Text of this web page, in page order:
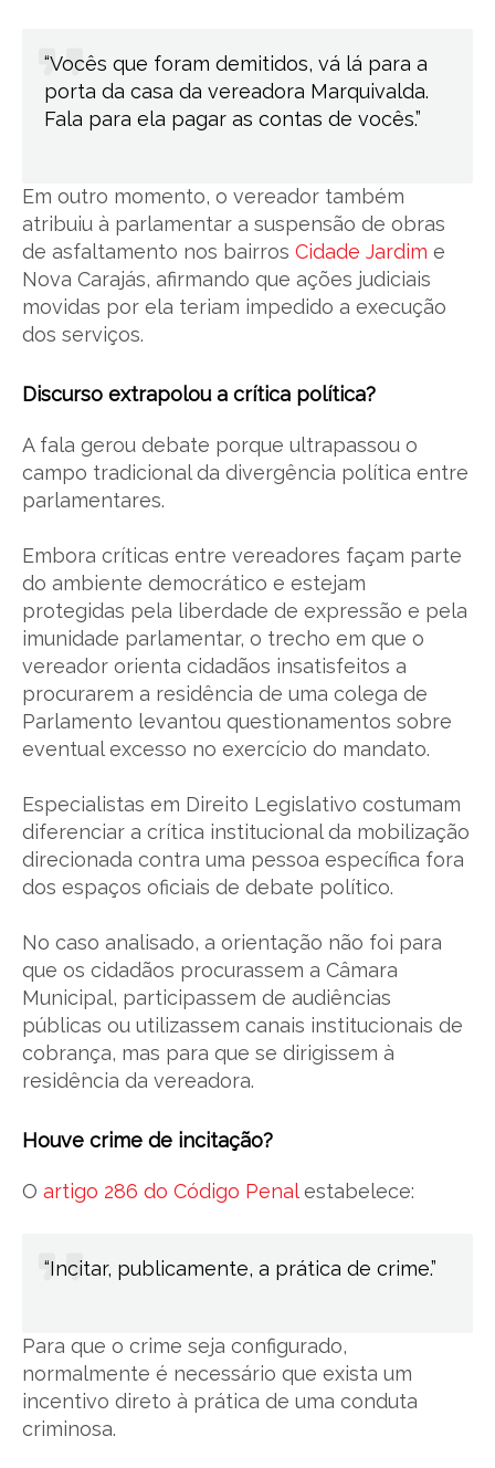
“Vocês que foram demitidos, vá lá para a
porta da casa da vereadora Marquivalda.
Fala para ela pagar as contas de vocês.”
Em outro momento, o vereador também
atribuiu à parlamentar a suspensão de obras
de asfaltamento nos bairros Cidade Jardim e
Nova Carajás, afirmando que ações judiciais
movidas por ela teriam impedido a execução
dos serviços.
Discurso extrapolou a crítica política?
A fala gerou debate porque ultrapassou o
campo tradicional da divergência política entre
parlamentares.
Embora críticas entre vereadores façam parte
do ambiente democrático e estejam
protegidas pela liberdade de expressão e pela
imunidade parlamentar, o trecho em que o
vereador orienta cidadãos insatisfeitos a
procurarem a residência de uma colega de
Parlamento levantou questionamentos sobre
eventual excesso no exercício do mandato.
Especialistas em Direito Legislativo costumam
diferenciar a crítica institucional da mobilização
direcionada contra uma pessoa específica fora
dos espaços oficiais de debate político.
No caso analisado, a orientação não foi para
que os cidadãos procurassem a Câmara
Municipal, participassem de audiências
públicas ou utilizassem canais institucionais de
cobrança, mas para que se dirigissem à
residência da vereadora.
Houve crime de incitação?
O artigo 286 do Código Penalestabelece:
“Incitar, publicamente, a prática de crime.”
Para que o crime seja configurado,
normalmente é necessário que exista um
incentivo direto à prática de uma conduta
criminosa.